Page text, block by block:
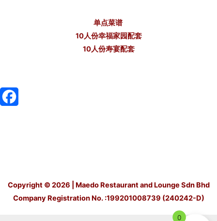
单点菜谱
10人份幸福家园配套
10人份寿宴配套
b
Copyright © 2026 | Maedo Restaurant and Lounge Sdn Bhd
Company Registration No. :199201008739 (240242-D)
0